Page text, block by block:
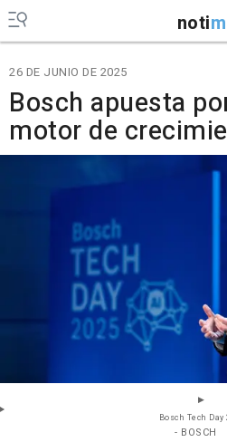
noti
26 DE JUNIO DE 2025
Bosch apuesta
motor de
Bosch Tech Day
- BOSCH